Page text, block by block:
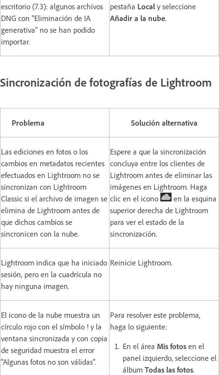
escritorio (7.3): algunos archivos
DNG con "Eliminación de IA
generativa" no se han podido
importar.
pestaña Local y seleccione
Añadir a la nube.
Sincronización de fotografías de Lightroom
Problema Solución alternativa
Las ediciones en fotos o los
cambios en metadatos recientes
efectuados en Lightroom no se
sincronizan con Lightroom
Classic si el archivo de imagen se
elimina de Lightroom antes de
que dichos cambios se
sincronicen con la nube.
Espere a que la sincronización
concluya entre los clientes de
Lightroom antes de eliminar las
imágenes en Lightroom. Haga
clic en el icono
en la esquina
superior derecha de Lightroom
para ver el estado de la
sincronización.
Lightroom indica que ha iniciado
sesión, pero en la cuadrícula no
hay ninguna imagen.
Reinicie Lightroom.
El icono de la nube muestra un
círculo rojo con el símbolo ! y la
ventana sincronizada y con copia
de seguridad muestra el error
"Algunas fotos no son válidas".
Para resolver este problema,
haga lo siguiente:
En el área Mis fotos en el
panel izquierdo, seleccione el
álbum Todas las fotos.